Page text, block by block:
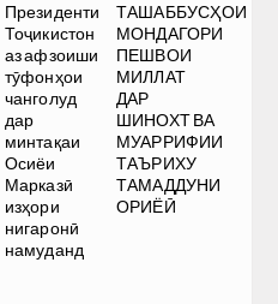
Президенти
Тоҷикистон
аз афзоиши
тӯфонҳои
чанголуд
дар
минтақаи
Осиёи
Марказӣ
изҳори
нигаронӣ
намуданд
ТАШАББУСҲОИ
МОНДАГОРИ
ПЕШВОИ
МИЛЛАТ
ДАР
ШИНОХТ ВА
МУАРРИФИИ
ТАЪРИХУ
ТАМАДДУНИ
ОРИЁӢ